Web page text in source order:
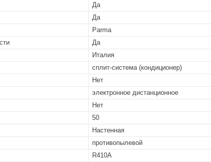
Да
Да
Parma
Да
Италия
сплит-система (кондиционер)
Нет
электронное дистанционное
Нет
50
Настенная
противопылевой
R410A